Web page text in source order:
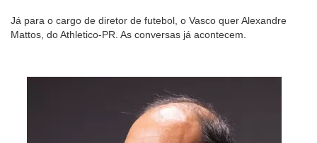
Já para o cargo de diretor de futebol, o Vasco quer Alexandre
Mattos, do Athletico-PR. As conversas já acontecem.